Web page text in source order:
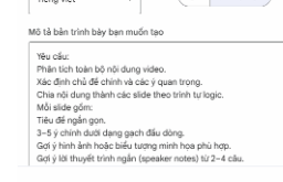
Định dạng đầu ra:
Slide 1: Tiêu đề bài thuyết
Slide 2: Giới thiệu